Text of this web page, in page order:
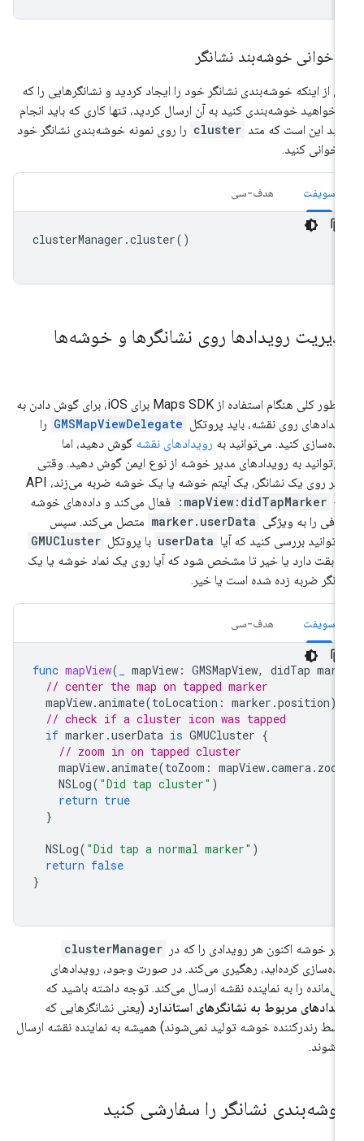
خوشه‌بند نشانگر
از اینکه خوشه‌بندی نشانگر خود را ایجاد کردید و نشانگرهایی را که
خوشه‌بندی کنید به آن ارسال کردید، تنها کاری که باید انجام
این است که متد cluster را روی نمونه خوشه‌بندی نشانگر خود
کنید.
سویفت هدف-سی
clusterManager.cluster
رویدادها روی نشانگرها و خوشه‌ها
به طور کلی هنگام استفاده از Maps SDK برای iOS، برای گوش دادن به
روی نقشه، باید پروتکل GMSMapViewDelegate را
کنید. می‌توانید بهرویدادهای نقشهگوش دهید، اما
به رویدادهای مدیر خوشه از نوع ایمن گوش دهید. وقتی
کاربر روی یک نشانگر، یک آیتم خوشه یا یک خوشه ضربه می‌زند، API
mapView:didTapMarker:
فعال می‌کند و داده‌های خوشه
را به ویژگی marker.userData متصل می‌کند. سپس
بررسی کنید که آیا userData با پروتکل GMUCluster
دارد یا خیر تا مشخص شود که آیا روی یک نماد خوشه یا یک
ضربه زده شده است یا خیر.
سویفت هدف-سی
func mapView (_ mapView: GMSMapView, didTap
// center the map on tapped marker
mapView.animate(toLocation: marker.position
// check if a cluster icon was tapped
if marker.userData is GMUCluster
// zoom in on tapped cluster
mapView.animate(toZoom: mapView.camera.
NSLog("Did tap cluster"
return true
NSLog("Did tap a normal marker"
return false
خوشه اکنون هر رویدادی را که در clusterManager
کرده‌اید، رهگیری می‌کند. در صورت وجود، رویدادهای
را به نماینده نقشه ارسال می‌کند. توجه داشته باشید که
مربوط به نشانگرهای استاندارد(یعنی نشانگرهایی که
رندرکننده خوشه تولید نمی‌شوند) همیشه به نماینده نقشه ارسال
نشانگر را سفارشی کنید